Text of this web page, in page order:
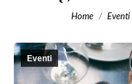
You are
Home Eventi
Eventi